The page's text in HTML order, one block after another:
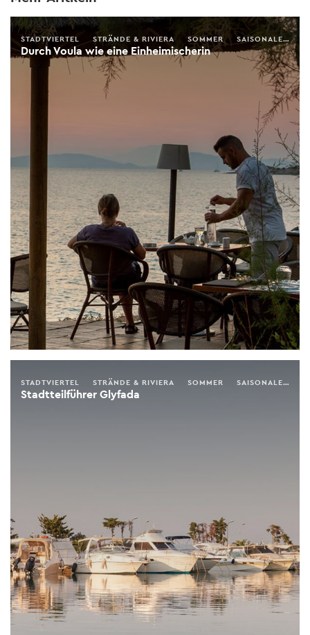
Durch Voula wie eine Einheimischerin
STADTVIERTEL STRÄNDE & RIVIERA SOMMER SAISONALER FÜHRER
Stadtteilführer Glyfada
STADTVIERTEL STRÄNDE & RIVIERA SOMMER SAISONALER FÜHRER